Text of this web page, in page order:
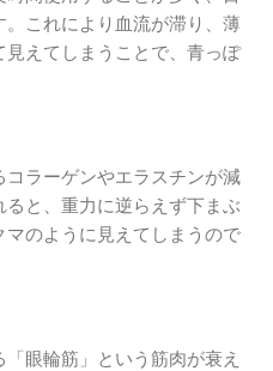
これにより血流が滞り、薄
えてしまうことで、青っぽ
ラーゲンやエラスチンが減
と、重力に逆らえず下まぶ
のように見えてしまうので
眼輪筋」という筋肉が衰え